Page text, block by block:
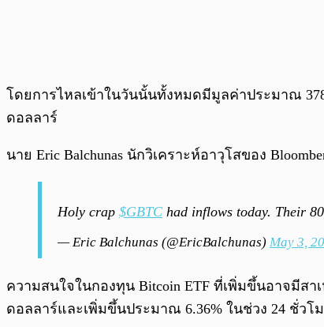
โดยการไหลเข้าในวันนั้นทั้งหมดมีมูลค่าประมาณ
ดอลลาร์
นาย Eric Balchunas นักวิเคราะห์อาวุโสของ
Holy crap $GBTC had inflows today. Their
— Eric Balchunas (@EricBalchunas) May 3,
ความสนใจในกองทุน Bitcoin ETF ที่เพิ่มขึ้นอาจมีส
ดอลลาร์และเพิ่มขึ้นประมาณ 6.36% ในช่วง 24 ชั่วโ